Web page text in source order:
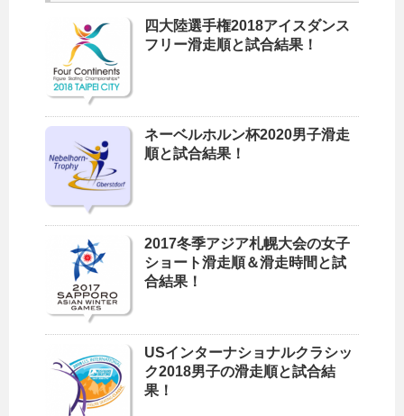
四大陸選手権2018アイスダンス
フリー滑走順と試合結果！
ネーベルホルン杯2020男子滑走
順と試合結果！
2017冬季アジア札幌大会の女子
ショート滑走順＆滑走時間と試
合結果！
USインターナショナルクラシッ
ク2018男子の滑走順と試合結
果！